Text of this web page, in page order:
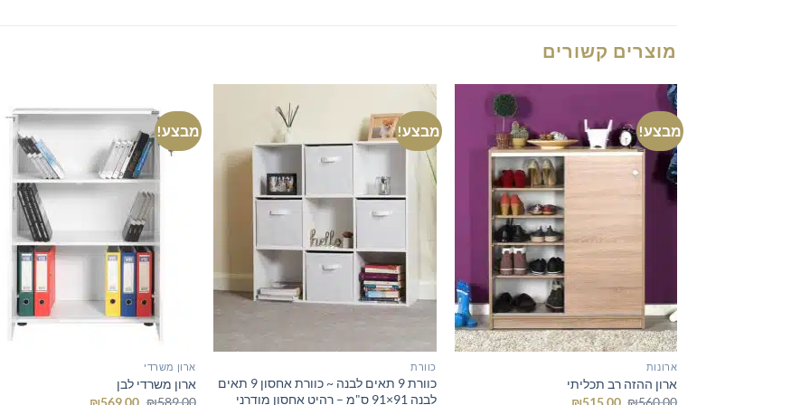
מוצרים קשורים
מבצע!
ארונות
ארון ההזה רב תכליתי
₪560.00
המחיר ₪515.00
מבצע!
כוורת
כוורת 9 תאים לבנה ~ כוורת אחסון 9 תאים
לבנה 91×91 ס"מ – רהיט אחסון מודרני
מבצע!
ארון משרדי
ארון משרדי לבן
₪589.00
המחיר ₪569.00
המחיר